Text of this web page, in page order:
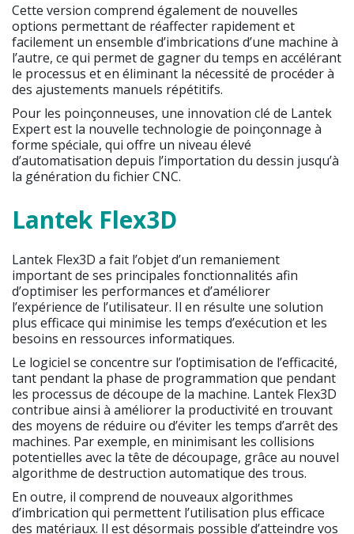
Cette version comprend également de nouvelles
options permettant de réaffecter rapidement et
facilement un ensemble d’imbrications d’une machine à
l’autre, ce qui permet de gagner du temps en accélérant
le processus et en éliminant la nécessité de procéder à
des ajustements manuels répétitifs.
Pour les poinçonneuses, une innovation clé de Lantek
Expert est la nouvelle technologie de poinçonnage à
forme spéciale, qui offre un niveau élevé
d’automatisation depuis l’importation du dessin jusqu’à
la génération du fichier CNC.
Lantek Flex3D
Lantek Flex3D a fait l’objet d’un remaniement
important de ses principales fonctionnalités afin
d’optimiser les performances et d’améliorer
l’expérience de l’utilisateur. Il en résulte une solution
plus efficace qui minimise les temps d’exécution et les
besoins en ressources informatiques.
Le logiciel se concentre sur l’optimisation de l’efficacité,
tant pendant la phase de programmation que pendant
les processus de découpe de la machine. Lantek Flex3D
contribue ainsi à améliorer la productivité en trouvant
des moyens de réduire ou d’éviter les temps d’arrêt des
machines. Par exemple, en minimisant les collisions
potentielles avec la tête de découpage, grâce au nouvel
algorithme de destruction automatique des trous.
En outre, il comprend de nouveaux algorithmes
d’imbrication qui permettent l’utilisation plus efficace
des matériaux. Il est désormais possible d’atteindre vos